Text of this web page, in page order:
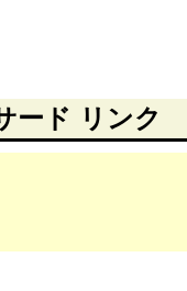
ード リンク